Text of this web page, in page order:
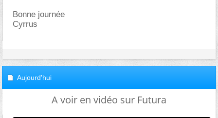
Bonne journée
Cyrrus
Aujourd'hui
A voir en vidéo sur Futura